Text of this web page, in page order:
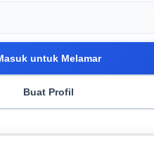
untuk Melamar
Buat Profil